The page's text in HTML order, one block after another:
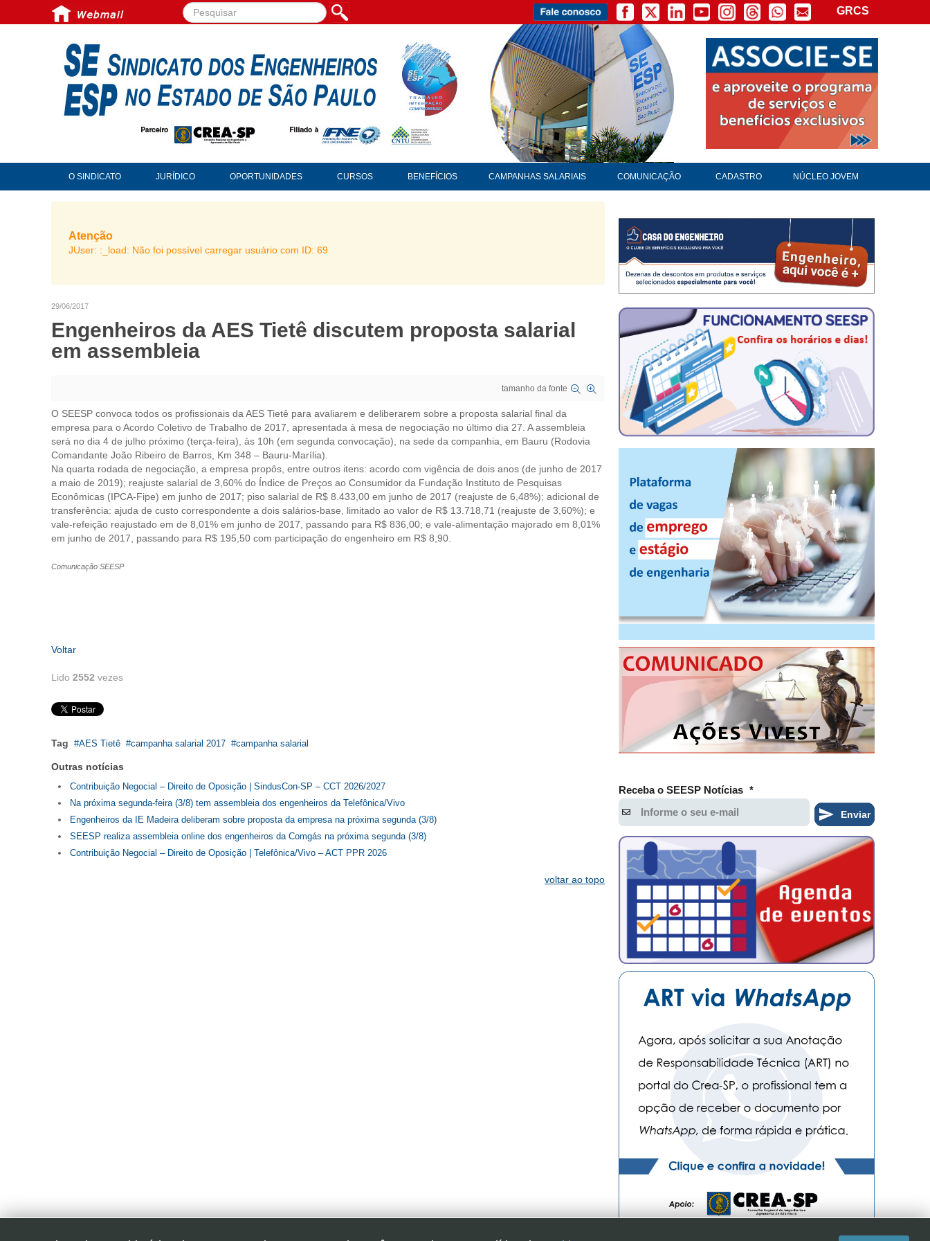
Pesquisar... GRCS
O SINDICATO JURÍDICO OPORTUNIDADES CURSOS BENEFÍCIOS CAMPANHAS SALARIAIS COMUNICAÇÃO CADASTRO NÚCLEO JOVEM
Atenção
JUser: :_load: Não foi possível carregar usuário com ID: 69
29/06/2017
Engenheiros da AES Tietê discutem proposta salarial
em assembleia
tamanho da fonte
O SEESP convoca todos os profissionais da AES Tietê para avaliarem e deliberarem sobre a proposta salarial final da
empresa para o Acordo Coletivo de Trabalho de 2017, apresentada à mesa de negociação no último dia 27. A assembleia
será no dia 4 de julho próximo (terça-feira), às 10h (em segunda convocação), na sede da companhia, em Bauru (Rodovia
Comandante João Ribeiro de Barros, Km 348 – Bauru-Marília).
Na quarta rodada de negociação, a empresa propôs, entre outros itens: acordo com vigência de dois anos (de junho de 2017
a maio de 2019); reajuste salarial de 3,60% do Índice de Preços ao Consumidor da Fundação Instituto de Pesquisas
Econômicas (IPCA-Fipe) em junho de 2017; piso salarial de R$ 8.433,00 em junho de 2017 (reajuste de 6,48%); adicional de
transferência: ajuda de custo correspondente a dois salários-base, limitado ao valor de R$ 13.718,71 (reajuste de 3,60%); e
vale-refeição reajustado em de 8,01% em junho de 2017, passando para R$ 836,00; e vale-alimentação majorado em 8,01%
em junho de 2017, passando para R$ 195,50 com participação do engenheiro em R$ 8,90.
Comunicação SEESP
Voltar
Lido 2552 vezes
Tag AES Tietê campanha salarial 2017 campanha salarial
Outras notícias
Contribuição Negocial – Direito de Oposição | SindusCon-SP – CCT 2026/2027
Na próxima segunda-feira (3/8) tem assembleia dos engenheiros da Telefônica/Vivo
Engenheiros da IE Madeira deliberam sobre proposta da empresa na próxima segunda (3/8)
SEESP realiza assembleia online dos engenheiros da Comgás na próxima segunda (3/8)
Contribuição Negocial – Direito de Oposição | Telefônica/Vivo – ACT PPR 2026
voltar ao topo
Receba o SEESP Notícias *
Enviar